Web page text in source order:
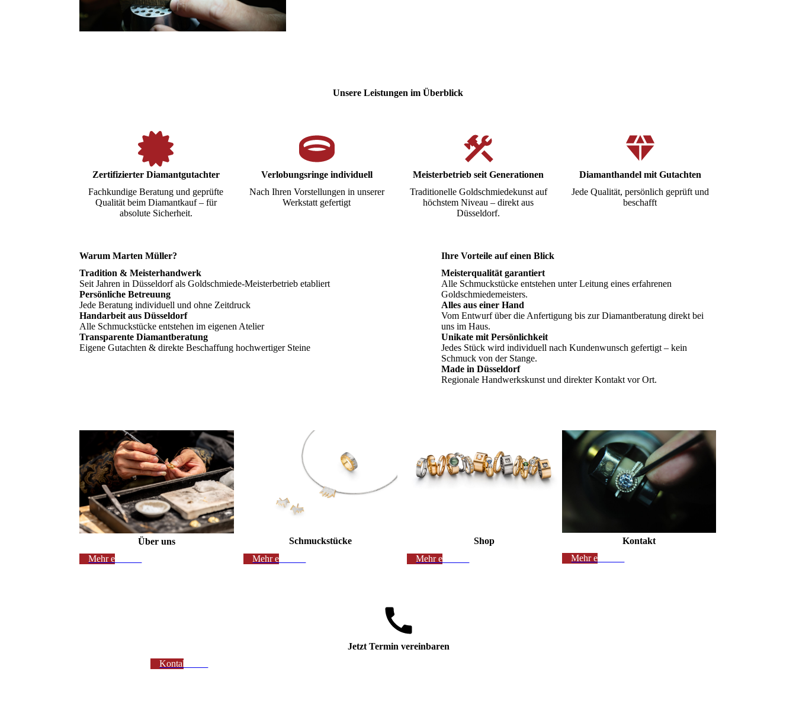
Unsere Leistungen im Überblick
Zertifizierter Diamantgutachter
Fachkundige Beratung und geprüfte
Qualität beim Diamantkauf – für
absolute Sicherheit.
Verlobungsringe individuell
Nach Ihren Vorstellungen in unserer
Werkstatt gefertigt
Meisterbetrieb seit Generationen
Traditionelle Goldschmiedekunst auf
höchstem Niveau – direkt aus
Düsseldorf.
Diamanthandel mit Gutachten
Jede Qualität, persönlich geprüft und
beschafft
Warum Marten Müller?
Tradition & Meisterhandwerk
Seit Jahren in Düsseldorf als Goldschmiede-Meisterbetrieb etabliert
Persönliche Betreuung
Jede Beratung individuell und ohne Zeitdruck
Handarbeit aus Düsseldorf
Alle Schmuckstücke entstehen im eigenen Atelier
Transparente Diamantberatung
Eigene Gutachten & direkte Beschaffung hochwertiger Steine
Ihre Vorteile auf einen Blick
Meisterqualität garantiert
Alle Schmuckstücke entstehen unter Leitung eines erfahrenen
Goldschmiedemeisters.
Alles aus einer Hand
Vom Entwurf über die Anfertigung bis zur Diamantberatung direkt bei
uns im Haus.
Unikate mit Persönlichkeit
Jedes Stück wird individuell nach Kundenwunsch gefertigt – kein
Schmuck von der Stange.
Made in Düsseldorf
Regionale Handwerkskunst und direkter Kontakt vor Ort.
Über uns
Mehr erfahren
Schmuckstücke
Mehr erfahren
Shop
Mehr erfahren
Kontakt
Mehr erfahren
Jetzt Termin vereinbaren
Kontaktieren